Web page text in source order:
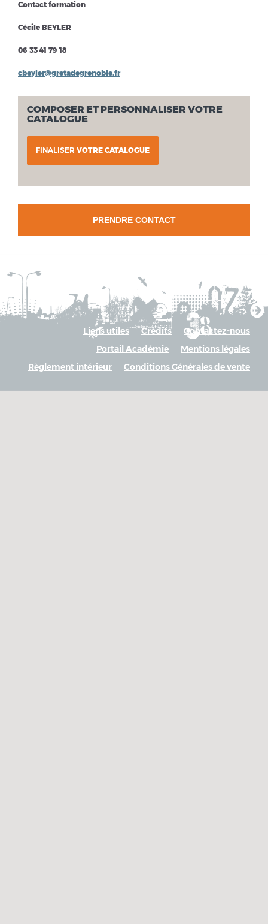
Contact formation
Cécile BEYLER
06 33 41 79 18
cbeyler@gretadegrenoble.fr
COMPOSER ET PERSONNALISER VOTRE
CATALOGUE
FINALISER VOTRE CATALOGUE
PRENDRE CONTACT
Contactez-nous
Crédits
Liens utiles
Mentions légales
Portail Académie
Conditions Générales de vente
Règlement intérieur